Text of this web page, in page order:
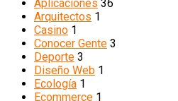
Aplicaciones 36
Arquitectos 1
Casino 1
Conocer Gente 3
Deporte 3
Diseño Web 1
Ecología 1
Ecommerce 1